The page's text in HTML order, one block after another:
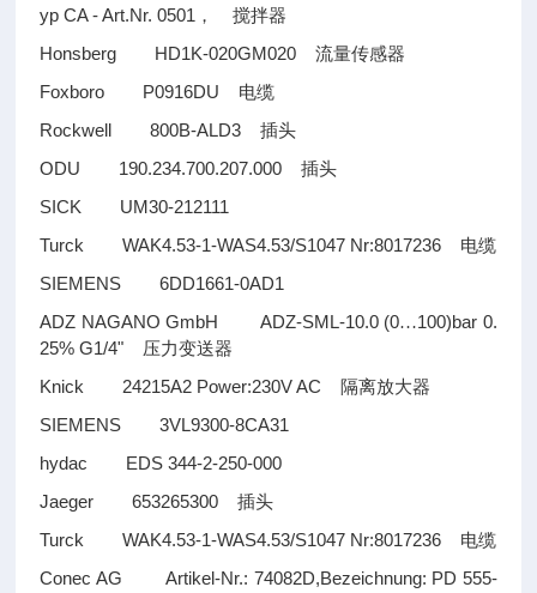
yp CA - Art.Nr. 0501 ， 搅拌器
Honsberg HD1K-020GM020流量传感器
Foxboro P0916DU 电缆
Rockwell 800B-ALD3插头
ODU 190.234.700.207.000插头
SICK UM30-212111
Turck WAK4.53-1-WAS4.53/S1047 Nr:8017236 电缆
SIEMENS 6DD1661-0AD1
ADZ NAGANO GmbH ADZ-SML-10.0 (0…100)bar 0.
25% G1/4" 压力变送器
Knick 24215A2 Power:230V AC 隔离放大器
SIEMENS 3VL9300-8CA31
hydac EDS 344-2-250-000
Jaeger 653265300插头
Turck WAK4.53-1-WAS4.53/S1047 Nr:8017236 电缆
Conec AG Artikel-Nr.: 74082D,Bezeichnung: PD 555-